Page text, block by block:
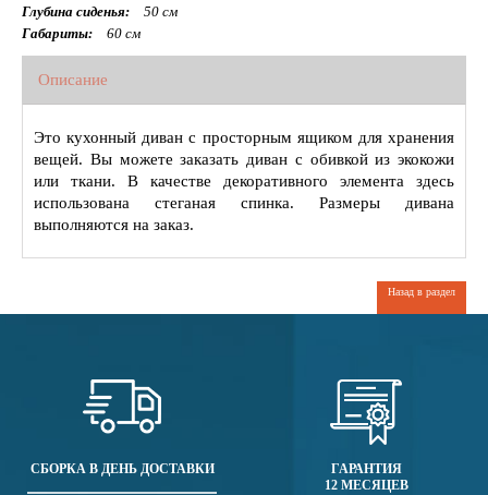
Глубина сиденья:
50 см
Габариты:
60 см
Описание
Это кухонный диван с просторным ящиком для хранения
вещей. Вы можете заказать диван с обивкой из экокожи
или ткани. В качестве декоративного элемента здесь
использована стеганая спинка. Размеры дивана
выполняются на заказ.
Назад в раздел
СБОРКА В ДЕНЬ ДОСТАВКИ
ГАРАНТИЯ
12 МЕСЯЦЕВ